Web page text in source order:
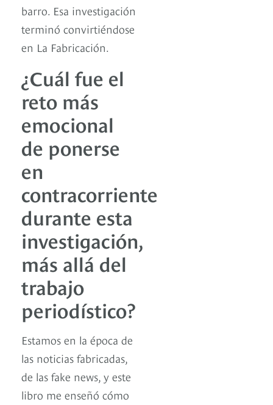
barro. Esa investigación
terminó convirtiéndose
en La Fabricación.
¿Cuál fue el
reto más
emocional
de ponerse
en
contracorriente
durante esta
investigación,
más allá del
trabajo
periodístico?
Estamos en la época de
las noticias fabricadas,
de las fake news, y este
libro me enseñó cómo